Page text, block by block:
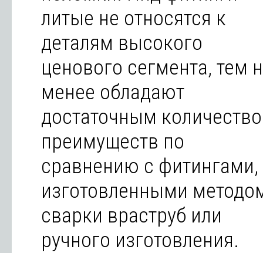
литые не относятся к
деталям высокого
ценового сегмента, тем
менее обладают
достаточным
преимуществ по
сравнению с фитингами,
изготовленными
сварки враструб или
ручного изготовления.